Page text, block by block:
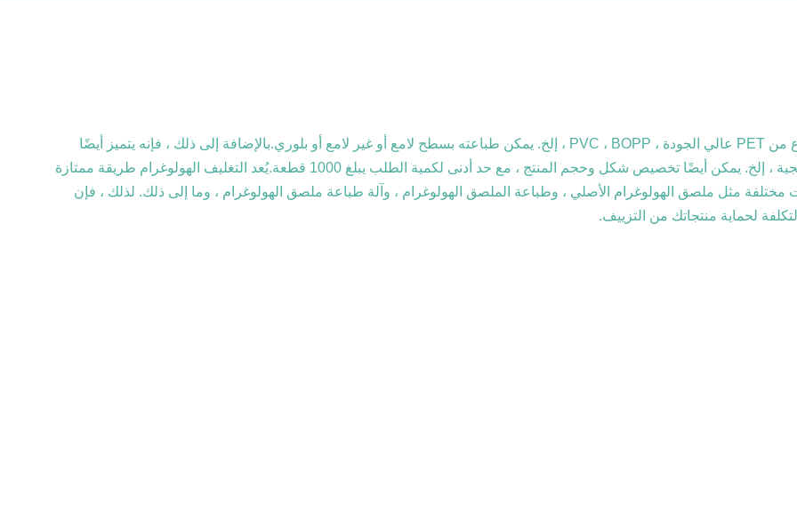
التعبئة والتغليف الهولوغرام هو منتج أمان احترافي ، وهو مصنوع من PET عالي الجودة ، PVC ، BOPP ، إلخ. يمكن طباعته بسطح لامع أو غير لامع أو بلوري.بالإضافة إلى ذلك ، فإنه يتميز أيضًا
بميزات مكافحة التزييف ، مثل الهولوغرام ، الأشعة فوق البنفسجية ، إلخ. يمكن أيضًا تخصيص شكل وحجم المنتج ، مع حد أدنى لكمية الطلب يبلغ 1000 قطعة.يُعد التغليف الهولوغرام طريقة ممتازة
مثل ملصق الهولوغرام الأصلي ، وطباعة الملصق الهولوغرام ، وآلة طباعة ملصق الهولوغرام ، وما إلى ذلك. لذلك ، فإن
لحماية منتجاتك من التزييف.